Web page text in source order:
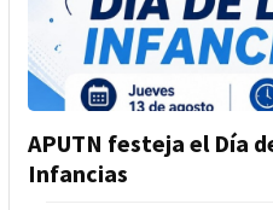
APUTN festeja el Día
Infancias